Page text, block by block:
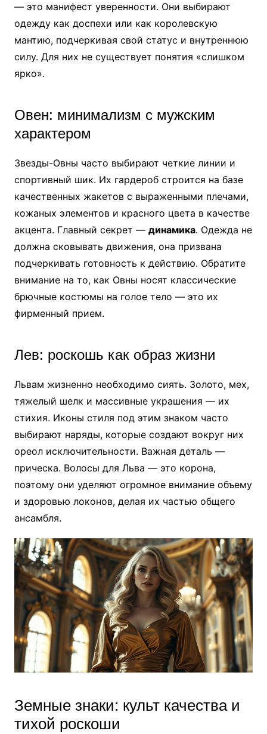
— это манифест уверенности. Они выбирают
одежду как доспехи или как королевскую
мантию, подчеркивая свой статус и внутреннюю
силу. Для них не существует понятия «слишком
ярко».
Овен: минимализм с мужским
характером
Звезды-Овны часто выбирают четкие линии и
спортивный шик. Их гардероб строится на базе
качественных жакетов с выраженными плечами,
кожаных элементов и красного цвета в качестве
акцента. Главный секрет — динамика. Одежда не
должна сковывать движения, она призвана
подчеркивать готовность к действию. Обратите
внимание на то, как Овны носят классические
брючные костюмы на голое тело — это их
фирменный прием.
Лев: роскошь как образ жизни
Львам жизненно необходимо сиять. Золото, мех,
тяжелый шелк и массивные украшения — их
стихия. Иконы стиля под этим знаком часто
выбирают наряды, которые создают вокруг них
ореол исключительности. Важная деталь —
прическа. Волосы для Льва — это корона,
поэтому они уделяют огромное внимание объему
и здоровью локонов, делая их частью общего
ансамбля.
Земные знаки: культ качества и
тихой роскоши